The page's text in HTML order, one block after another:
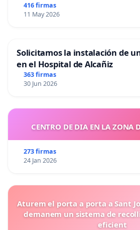
416 firmas
11 May 2026
Solicitamos la instalación de
en el Hospital de Alcañiz
363 firmas
30 Jun 2026
CENTRO DE DIA EN LA ZONA
273 firmas
24 Jan 2026
Aturem el porta a porta a Sant
demanem un sistema de
eficient